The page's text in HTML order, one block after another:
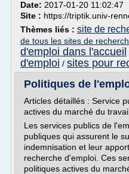
Date: 2017-01-20 11:02:47
Site : https://triptik.univ-
Thèmes liés : site de
de tous les sites de
d'emploi dans l'accueil
d'emploi / sites pour
Politiques de
Articles détaillés : Service
actives du marché du travail
Les services publics de
publiques qui assurent le
indemnisation et leur
recherche d'emploi. Ces
politiques actives du